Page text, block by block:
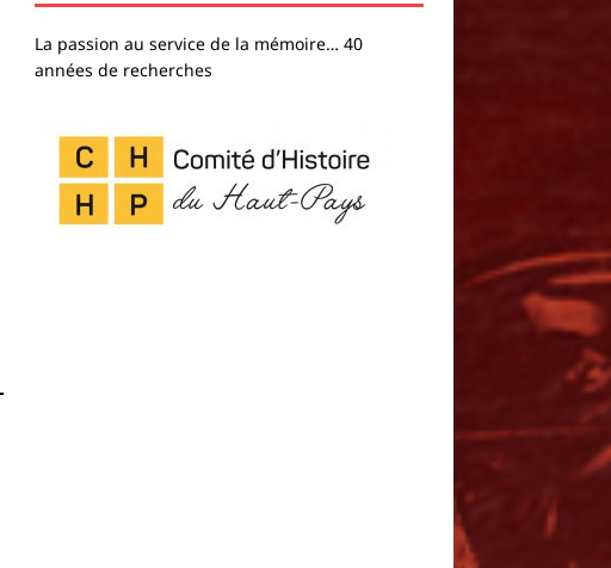
La passion au service de la mémoire… 40
années de recherches